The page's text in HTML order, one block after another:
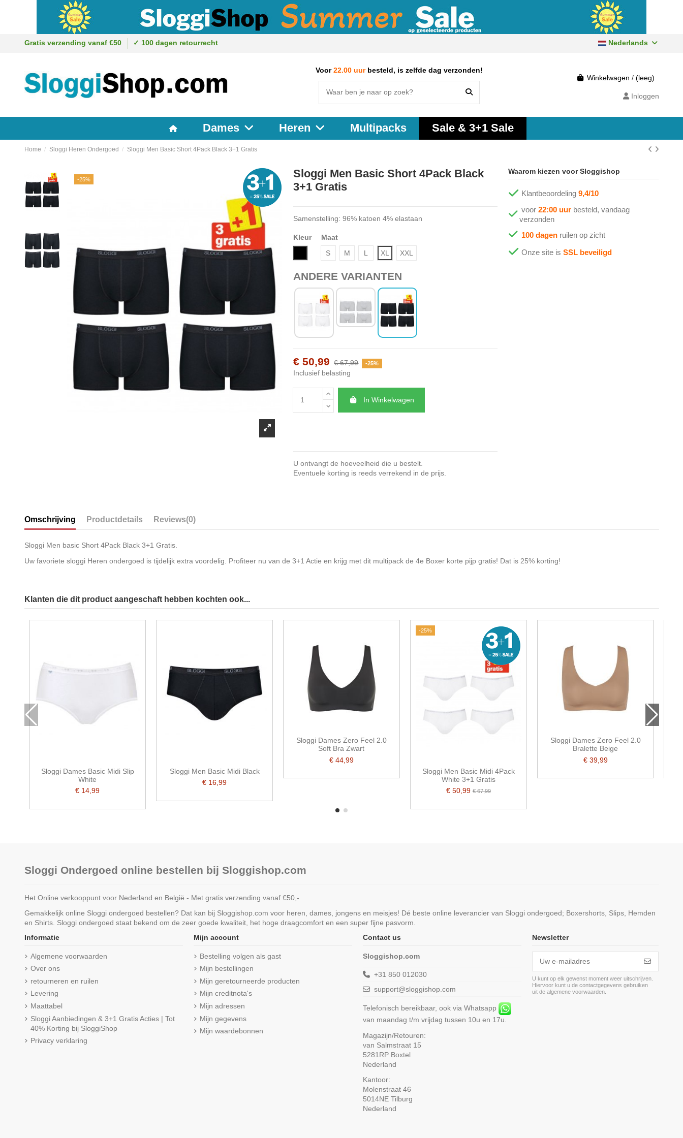
Gratis verzending vanaf €50 ✓ 100 dagen retourrecht Nederlands
Voor22.00 uur besteld, is zelfde dag verzonden!
Winkelwagen / (leeg)
Inloggen
Dames Heren Multipacks Sale & 3+1 Sale
Home Sloggi Heren Ondergoed Sloggi Men Basic Short 4Pack Black 3+1 Gratis
-25%
Sloggi Men Basic Short 4Pack Black
3+1 Gratis
Samenstelling: 96% katoen 4% elastaan
Kleur
Maat
S
M L XL XXL
ANDERE VARIANTEN
€ 50,99 € 67,99 -25%
Inclusief belasting
In Winkelwagen
U ontvangt de hoeveelheid die u bestelt.
Eventuele korting is reeds verrekend in de prijs.
Waarom kiezen voor Sloggishop
Klantbeoordeling 9,4/10
voor 22:00 uurbesteld, vandaag
verzonden
100 dagenruilen op zicht
Onze site is SSL beveiligd
Omschrijving Productdetails Reviews(0)
Sloggi Men basic Short 4Pack Black 3+1 Gratis.
Uw favoriete sloggi Heren ondergoed is tijdelijk extra voordelig. Profiteer nu van de 3+1 Actie en krijg met dit multipack de 4e Boxer korte pijp gratis! Dat is 25% korting!
Klanten die dit product aangeschaft hebben kochten ook...
Sloggi Dames Basic Midi Slip
White
€ 14,99
Sloggi Men Basic Midi Black
€ 16,99
Sloggi Dames Zero Feel 2.0
Soft Bra Zwart
€ 44,99
-25%
Sloggi Men Basic Midi 4Pack
White 3+1 Gratis
€ 50,99€ 67,99
Sloggi Dames Zero Feel 2.0
Bralette Beige
€ 39,99
Sloggi Ondergoed online bestellen bij Sloggishop.com
Het Online verkooppunt voor Nederland en België - Met gratis verzending vanaf €50,-
Gemakkelijk online Sloggi ondergoed bestellen? Dat kan bij Sloggishop.com voor heren, dames, jongens en meisjes! Dé beste online leverancier van Sloggi ondergoed; Boxershorts, Slips, Hemden
en Shirts. Sloggi ondergoed staat bekend om de zeer goede kwaliteit, het hoge draagcomfort en een super fijne pasvorm.
Informatie
Algemene voorwaarden
Over ons
retourneren en ruilen
Levering
Maattabel
Sloggi Aanbiedingen & 3+1 Gratis Acties | Tot
40% Korting bij SloggiShop
Privacy verklaring
Mijn account
Bestelling volgen als gast
Mijn bestellingen
Mijn geretourneerde producten
Mijn creditnota's
Mijn adressen
Mijn gegevens
Mijn waardebonnen
Contact us
Sloggishop.com
+31 850 012030
support@sloggishop.com
Telefonisch bereikbaar, ook via Whatsapp
van maandag t/m vrijdag tussen 10u en 17u.
Magazijn/Retouren:
van Salmstraat 15
5281RP Boxtel
Nederland
Kantoor:
Molenstraat 46
5014NE Tilburg
Nederland
Newsletter
U kunt op elk gewenst moment weer uitschrijven.
Hiervoor kunt u de contactgegevens gebruiken
uit de algemene voorwaarden.